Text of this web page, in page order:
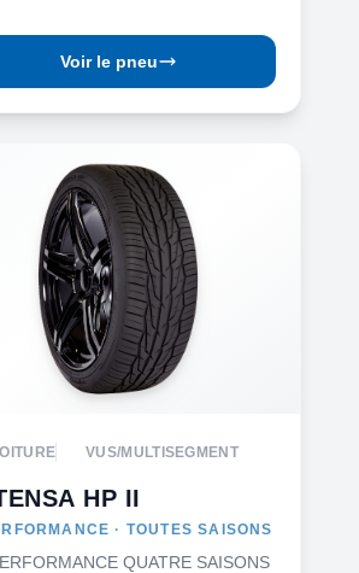
Voir le pneu
VUS/MULTISEGMENT
HP II
· TOUTES SAISONS
QUATRE SAISONS